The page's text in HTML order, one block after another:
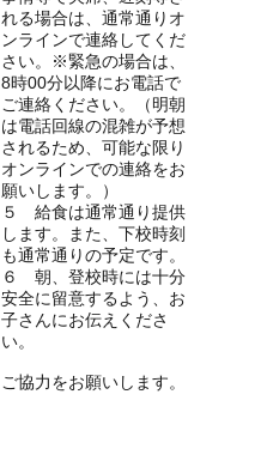
れる場合は、通常通りオ
ンラインで連絡してくだ
さい。※緊急の場合は、
8時00分以降にお電話で
ご連絡ください。（明朝
は電話回線の混雑が予想
されるため、可能な限り
オンラインでの連絡をお
願いします。）
５ 給食は通常通り提供
します。また、下校時刻
も通常通りの予定です。
６ 朝、登校時には十分
安全に留意するよう、お
子さんにお伝えくださ
い。
ご協力をお願いします。